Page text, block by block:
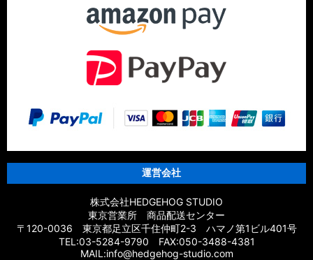
運営会社
株式会社HEDGEHOG STUDIO
東京営業所 商品配送センター
〒120-0036 東京都足立区千住仲町2-3 ハマノ第1ビル401号
TEL:03-5284-9790 FAX:050-3488-4381
MAIL:info@hedgehog-studio.com